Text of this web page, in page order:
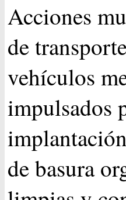
Acciones
de
vehículos
impulsados
de basura